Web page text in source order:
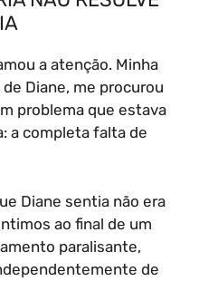
a atenção. Minha
Diane, me procurou
problema que estava
a completa falta de
Diane sentia não era
ao final de um
paralisante,
de